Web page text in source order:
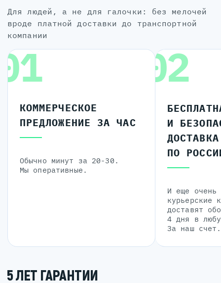
для людей, а не для галочки: без мелочей
вроде платной доставки до транспортной
компании
КОММЕРЧЕСКОЕ
ПРЕДЛОЖЕНИЕ ЗА ЧАС
Обычно минут за 20-30.
Мы оперативные.
02
И
ДОСТАВКА
ПО
И еще очень
курьерские
доставят
4 дня в
За наш счет.
5 ЛЕТ ГАРАНТИИ